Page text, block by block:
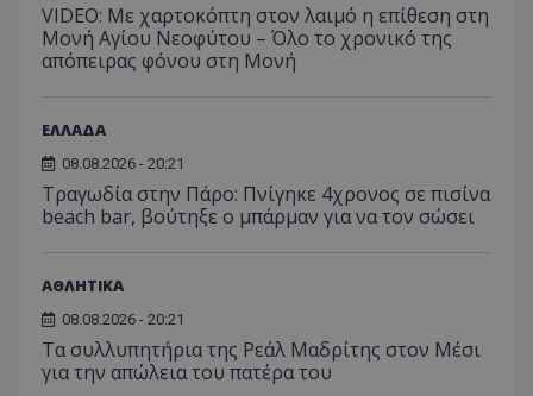
VIDEO: Με χαρτοκόπτη στον λαιμό η επίθεση στη
Μονή Αγίου Νεοφύτου – Όλο το χρονικό της
απόπειρας φόνου στη Μονή
ΕΛΛΑΔΑ
08.08.2026 - 20:21
Τραγωδία στην Πάρο: Πνίγηκε 4χρονος σε πισίνα
beach bar, βούτηξε ο μπάρμαν για να τον σώσει
ΑΘΛΗΤΙΚΑ
08.08.2026 - 20:21
Τα συλλυπητήρια της Ρεάλ Μαδρίτης στον Μέσι
για την απώλεια του πατέρα του